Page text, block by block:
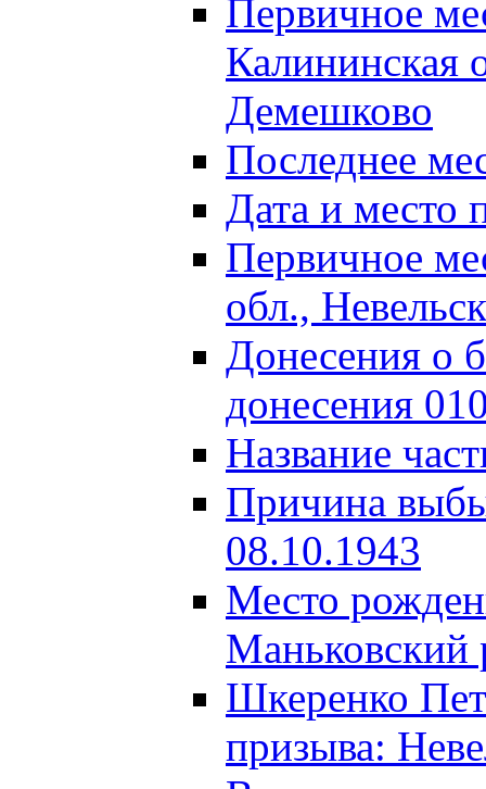
Первичное
Калининская
Демешково
Последнее
Дата и место
Первичное
обл.,
Донесения о
донесения
Название
Причина
08.10.1943
Место
Маньковский
Шкеренко
призыва: